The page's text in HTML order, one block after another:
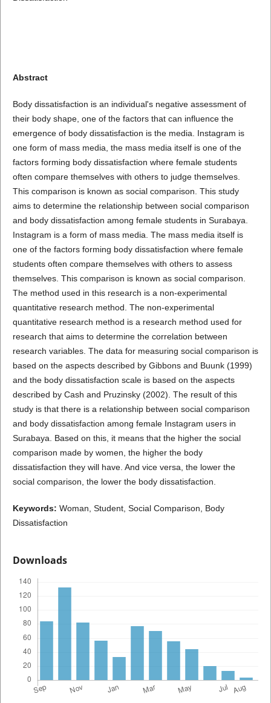
Abstract
Body dissatisfaction is an individual's negative assessment of
their body shape, one of the factors that can influence the
emergence of body dissatisfaction is the media. Instagram is
one form of mass media, the mass media itself is one of the
factors forming body dissatisfaction where female students
often compare themselves with others to judge themselves.
This comparison is known as social comparison. This study
aims to determine the relationship between social comparison
and body dissatisfaction among female students in Surabaya.
Instagram is a form of mass media. The mass media itself is
one of the factors forming body dissatisfaction where female
students often compare themselves with others to assess
themselves. This comparison is known as social comparison.
The method used in this research is a non-experimental
quantitative research method. The non-experimental
quantitative research method is a research method used for
research that aims to determine the correlation between
research variables. The data for measuring social comparison is
based on the aspects described by Gibbons and Buunk (1999)
and the body dissatisfaction scale is based on the aspects
described by Cash and Pruzinsky (2002). The result of this
study is that there is a relationship between social comparison
and body dissatisfaction among female Instagram users in
Surabaya. Based on this, it means that the higher the social
comparison made by women, the higher the body
dissatisfaction they will have. And vice versa, the lower the
social comparison, the lower the body dissatisfaction.
Keywords: Woman, Student, Social Comparison, Body
Dissatisfaction
Downloads